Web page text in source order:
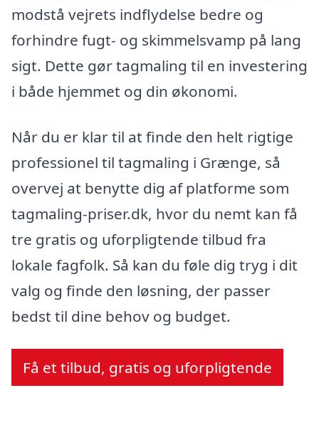
modstå vejrets indflydelse bedre og
forhindre fugt- og skimmelsvamp på lang
sigt. Dette gør tagmaling til en investering
i både hjemmet og din økonomi.
Når du er klar til at finde den helt rigtige
professionel til tagmaling i Grænge, så
overvej at benytte dig af platforme som
tagmaling-priser.dk, hvor du nemt kan få
tre gratis og uforpligtende tilbud fra
lokale fagfolk. Så kan du føle dig tryg i dit
valg og finde den løsning, der passer
bedst til dine behov og budget.
Få et tilbud, gratis og uforpligtende